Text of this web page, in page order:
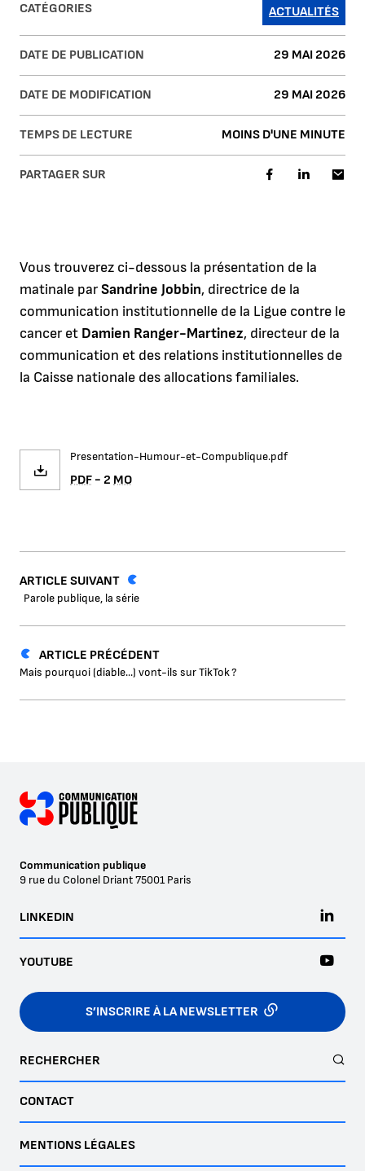
CATÉGORIES ACTUALITÉS
DATE DE PUBLICATION 29 MAI 2026
DATE DE MODIFICATION 29 MAI 2026
TEMPS DE LECTURE MOINS D'UNE MINUTE
PARTAGER SUR
Vous trouverez ci-dessous la présentation de la
matinale parSandrine Jobbin, directrice de la
communication institutionnelle de la Ligue contre le
cancer et Damien Ranger-Martinez, directeur de la
communication et des relations institutionnelles de
la Caisse nationale des allocations familiales.
Presentation-Humour-et-Compublique.pdf
PDF - 2 MO
ARTICLE PRÉCÉDENT
Mais pourquoi (diable...) vont-ils sur TikTok ?
ARTICLE SUIVANT
Parole publique, la série
Communication publique
9 rue du Colonel Driant75001 Paris
S’INSCRIRE À LA NEWSLETTER
LINKEDIN
YOUTUBE
RECHERCHER
CONTACT
MENTIONS LÉGALES